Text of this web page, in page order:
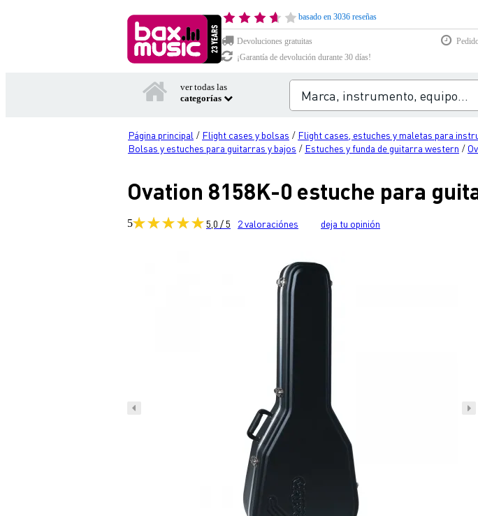
basado en 3036 reseñas
Devoluciones gratuitas
¡Garantía de devolución durante 30 días!
ver todas las
categorías
Página principal / Flight cases y bolsas / Flight cases, estuches y maletas para
Bolsas y estuches para guitarras y bajos / Estuches y funda de guitarra western /
Ovation 8158K-0 estuche para
5 5,0 / 5 2valoraciónes deja tu opinión